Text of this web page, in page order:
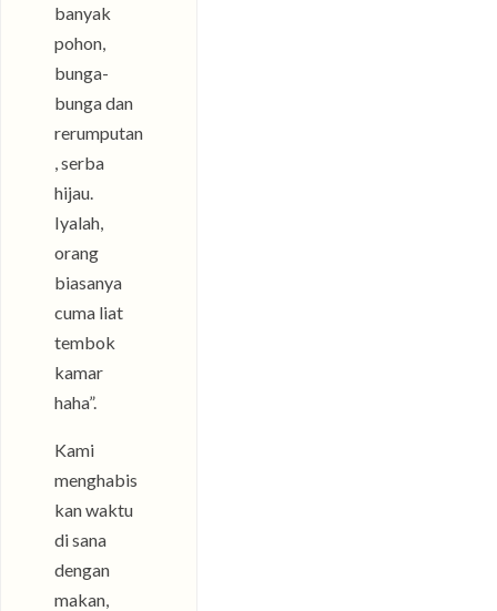
banyak
pohon,
bunga-
bunga dan
rerumputan
, serba
hijau.
Iyalah,
orang
biasanya
cuma liat
tembok
kamar
haha”.
Kami
menghabis
kan waktu
di sana
dengan
makan,